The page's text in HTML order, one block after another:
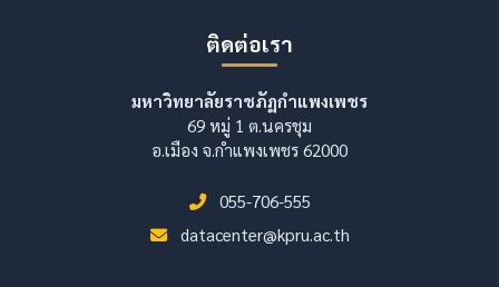
ติดต่อเรา
มหาวิทยาลัยราชภัฏกำแพงเพชร
69 หมู่ 1 ต.นครชุม
อ.เมือง จ.กำแพงเพชร 62000
055-706-555
datacenter@kpru.ac.th